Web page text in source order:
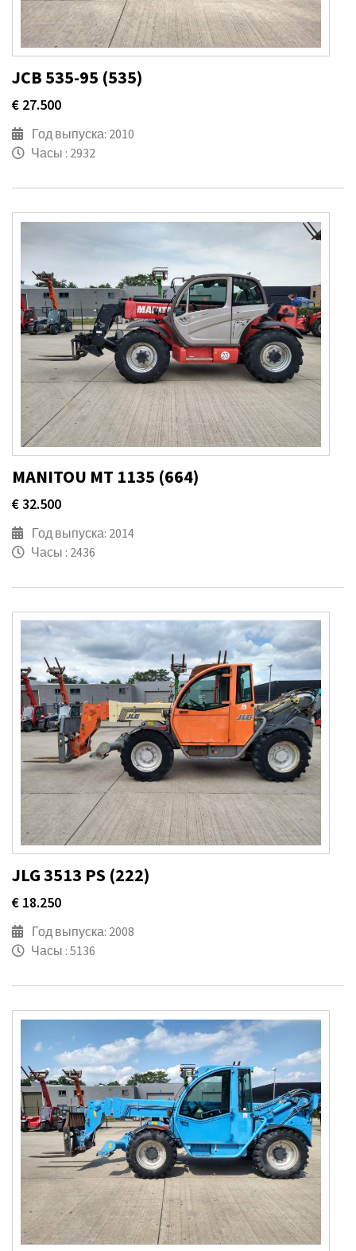
JCB 535-95 (535)
€ 27.500
Год выпуска: 2010
Часы : 2932
MANITOU MT 1135 (664)
€ 32.500
Год выпуска: 2014
Часы : 2436
JLG 3513 PS (222)
€ 18.250
Год выпуска: 2008
Часы : 5136